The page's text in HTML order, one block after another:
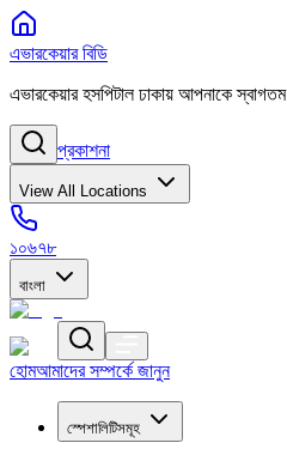
এভারকেয়ার বিডি
এভারকেয়ার হসপিটাল ঢাকায় আপনাকে স্বাগতম
প্রকাশনা
View All Locations
১০৬৭৮
বাংলা
হোমআমাদের সম্পর্কে জানুন
স্পেশালিটিসমূহ